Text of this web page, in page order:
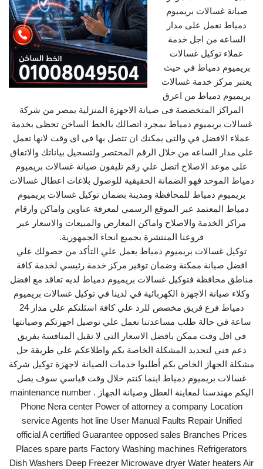
صيانة غسالات بريميوم
دمياط نعمل على مدار
الساعه من اجل خدمة
عملاء توكيل غسالات
بريميوم دمياط في حيث
يعتبر مركز خدمة غسالات
بريميوم دمياط من اعرق
المراكز المتخصصة فى صيانة الاجهزة المنزلية بمصر من شركة
غسالات بريميوم دمياط بمجرد اتصالك بالخط الساخن تحظى بخدمة
عملاء الافضل في والتى يمكنك ان تتصل بها فى اى وقت لانها تعمل
على مدار الساعه من خلال الرقم المختصر ولتسجيل بياناتك والاتفاق
على موعد الاصلاح اتصل علي رقم تليفون صيانة غسالات بريميوم
دمياط الموحد فهو الضمانة الحقيقية للوصول بلاغات اعطال غسالات
بريميوم دمياط للمحافظة ومدينة بضمان توكيل غسالات بريميوم
دمياط المعتمد عبر الموقع الرسمي لمعرفة عناوين واماكن وارقام
مراكز الخدمة والاصلاح واماكن المعارض والمبيعات والاسعار عبر
فروعنا المنتشرة بجميع انحاء الجمهورية.
توكيل غسالات بريميوم دمياط يعمل علي التأكد من حصولك علي
افضل صيانة ممكنة وضمان توفير مركز خدمة رئيسي لخدمة كافة
مناطق محافظة فتوكيل غسالات بريميوم دمياط لديه تعاقد مع افضل
وكلاء صيانة الاجهزة الكهربائية في لدينا في توكيل غسالات بريميوم
دمياط فرع فريق مخصص للرد علي كافة اسئلتكم علي مدار 24
ساعة في حالة طلب مساعدتنا نعمل علي توصيل اجهزتكم وصيانتها
في اقل وقت ممكن بافضل الاسعار التي لا تقبل المنافسة بفريق
دعم فني لتحديد المشكلة الخاصة بكم واطلاعكم علي طريقة حل
مشكلة الجهاز الخاص بكم أطلبوا خدمات الصيانة لاجهزة توكيل شركة
غسالات بريميوم دمياط اينما كنتم خلال وقت قياسي سوف يصل
اليكم مهندسنا لمعاينة العطل وصيانة الجهاز . maintenance number
Phone Nera center Power of attorney a company Location
service Agents hot line User Manual Faults Repair Unified
official A certified Guarantee opposed sales Branches Prices
Places spare parts Factory Washing machines Refrigerators
Dish Washers Deep Freezer Microwave dryer Water heaters Air